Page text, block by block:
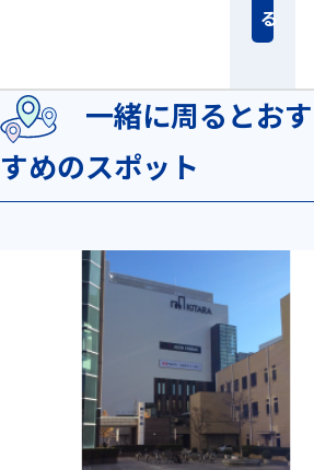
る
一緒に周るとおす
すめのスポット